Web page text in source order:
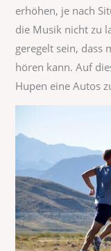
erhöhen, je nach
die Musik nicht zu
geregelt sein, dass
hören kann. Auf
Hupen eine Autos